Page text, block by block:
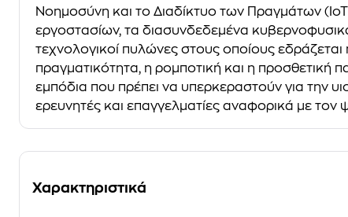
Nοημοσύνη και το Διαδίκτυο των Πραγμάτων
εργοστασίων, τα διασυνδεδεμένα
τεχνολογικοί πυλώνες στους οποίους
πραγματικότητα, η ρομποτική και η προσθετική
εμπόδια που πρέπει να υπερκεραστούν για την
ερευνητές και επαγγελματίες αναφορικά με τον
Χαρακτηριστικά